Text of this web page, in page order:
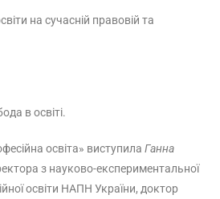
на сучасній правовій та
в освіті.
освіта» виступила Ганна
з науково-експериментальної
освіти НАПН України, доктор